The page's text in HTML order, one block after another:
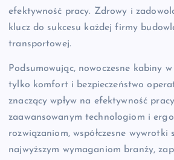
efektywność pracy. Zdrowy i
klucz do sukcesu każdej firmy
transportowej.
Podsumowując, nowoczesne kabiny
tylko komfort i bezpieczeństwo
znaczący wpływ na efektywność
zaawansowanym technologiom i
rozwiązaniom, współczesne
najwyższym wymaganiom branży,